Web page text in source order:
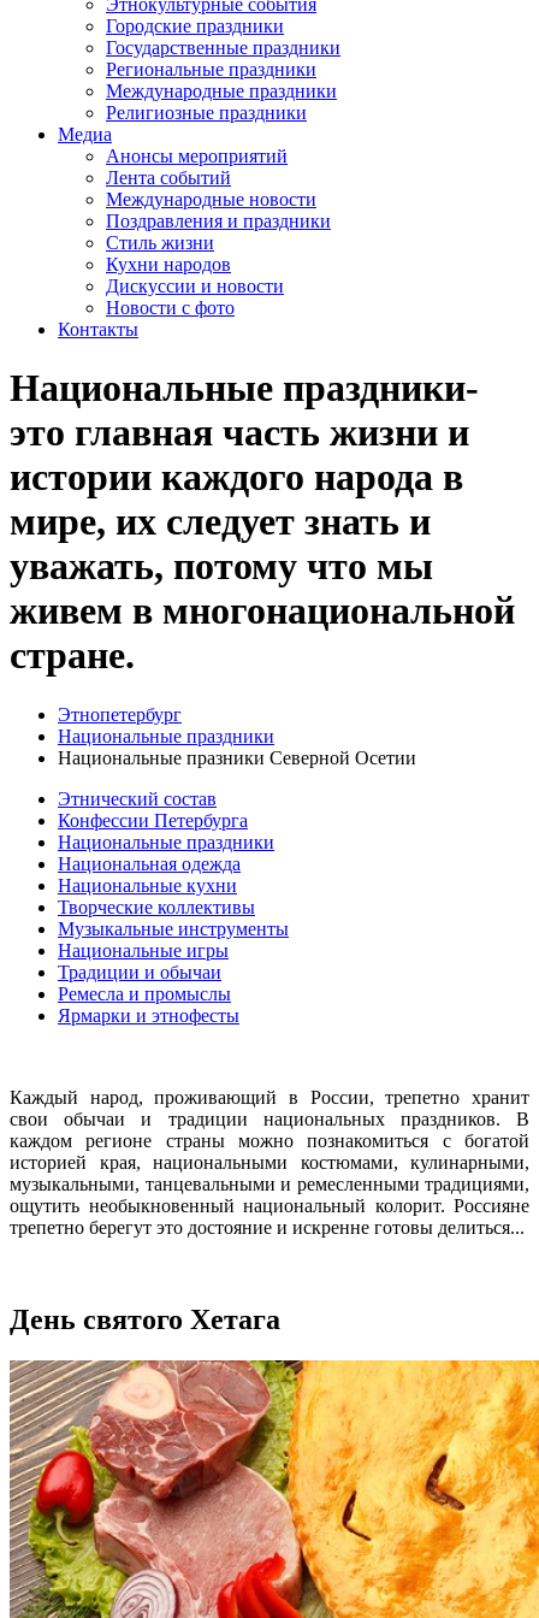
Этнокультурные события
Городские праздники
Государственные праздники
Региональные праздники
Международные праздники
Религиозные праздники
Медиа
Анонсы мероприятий
Лента событий
Международные новости
Поздравления и праздники
Cтиль жизни
Кухни народов
Дискуссии и новости
Новости с фото
Контакты
Национальные праздники-
это главная часть жизни и
истории каждого народа в
мире, их следует знать и
уважать, потому что мы
живем в многонациональной
стране.
Этнопетербург
Национальные праздники
Национальные празники Северной Осетии
Этнический состав
Конфессии Петербурга
Национальные праздники
Национальная одежда
Национальные кухни
Творческие коллективы
Музыкальные инструменты
Национальные игры
Традиции и обычаи
Ремесла и промыслы
Ярмарки и этнофесты
Каждый народ, проживающий в России, трепетно хранит
свои обычаи и традиции национальных праздников. В
каждом регионе страны можно познакомиться с богатой
историей края, национальными костюмами, кулинарными,
музыкальными, танцевальными и ремесленными традициями,
ощутить необыкновенный национальный колорит. Россияне
трепетно берегут это достояние и искренне готовы делиться...
День святого Хетага